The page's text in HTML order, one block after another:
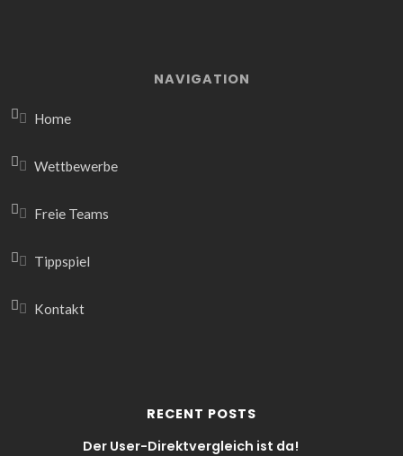
NAVIGATION
Home
Wettbewerbe
Freie Teams
Tippspiel
Kontakt
RECENT POSTS
Der User-Direktvergleich ist da!